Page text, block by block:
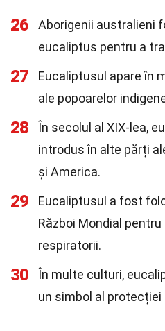
26
Aborigenii australieni
eucaliptus pentru a
27
Eucaliptusul apare în
ale popoarelor
28
În secolul al XIX-lea,
introdus în alte părți
și America.
29
Eucaliptusul a fost
Război Mondial
respiratorii.
30
În multe culturi,
un simbol al protecției